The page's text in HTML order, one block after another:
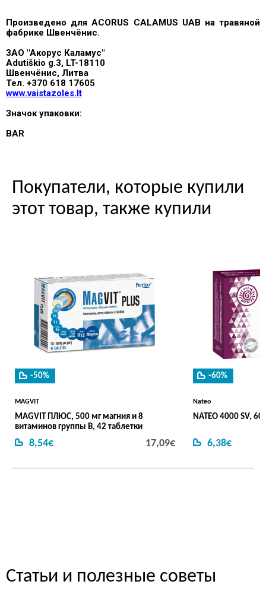
Произведено для ACORUS CALAMUS UAB на травяной
фабрике Швенчёнис.
ЗАО "Акорус Каламус"
Adutiškio g.3, LT-18110
Швенчёнис, Литва
Тел. +370 618 17605
www.vaistazoles.lt
Значок упаковки:
BAR
Покупатели, которые купили
этот товар, также купили
-50%
MAGVIT
MAGVIT ПЛЮС, 500 мг магния и 8
витаминов группы В, 42 таблетки
8,54€ 17,09€
-60%
Nateo
NATEO 4000 SV, 60
6,38€
Статьи и полезные советы